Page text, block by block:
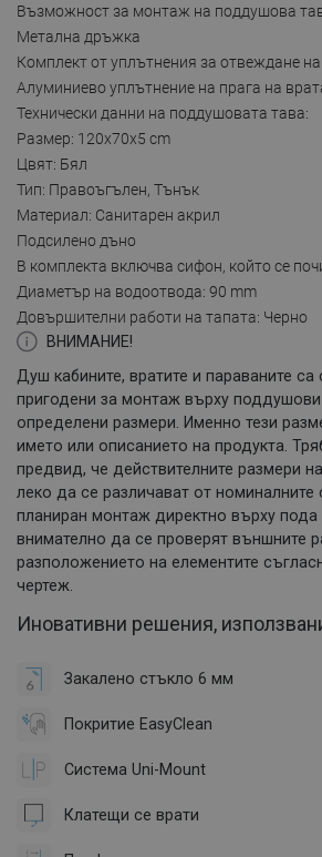
Възможност за монтаж на поддушова
Метална дръжка
Комплект от уплътнения за отвеждане
Алуминиево уплътнение на прага на
Технически данни на поддушовата тава:
Размер: 120x70x5 cm
Цвят: Бял
Тип: Правоъгълен, Тънък
Материал: Санитарен акрил
Подсилено дъно
В комплекта включва сифон, който се
Диаметър на водоотвода: 90 mm
Довършителни работи на тапата: Черно
ВНИМАНИЕ!
Душ кабините, вратите и параваните са
пригодени за монтаж върху поддушови
определени размери. Именно тези
името или описанието на продукта.
предвид, че действителните размери
леко да се различават от номиналните
планиран монтаж директно върху
внимателно да се проверят външните
разположението на елементите
чертеж.
Иновативни решения,
Закалено стъкло 6 мм
Покритие EasyClean
Система Uni-Mount
Клатещи се врати